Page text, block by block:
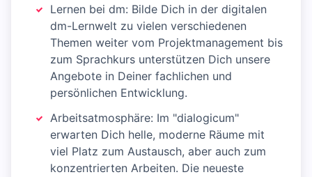
Lernen bei dm: Bilde Dich in der digitalen
dm-Lernwelt zu vielen verschiedenen
Themen weiter vom Projektmanagement bis
zum Sprachkurs unterstützen Dich unsere
Angebote in Deiner fachlichen und
persönlichen Entwicklung.
Arbeitsatmosphäre: Im "dialogicum"
erwarten Dich helle, moderne Räume mit
viel Platz zum Austausch, aber auch zum
konzentrierten Arbeiten. Die neueste